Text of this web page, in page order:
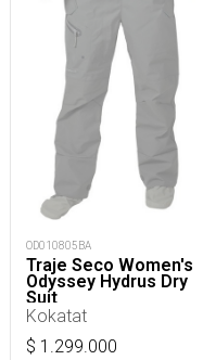
OD010805BA
Traje Seco Women's
Odyssey Hydrus Dry
Suit
Kokatat
$ 1.299.000